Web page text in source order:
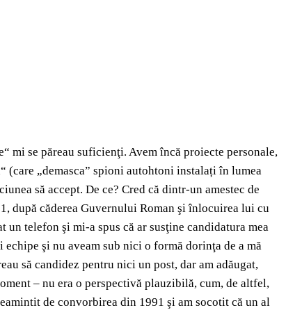
mi se păreau suficienţi. Avem încă proiecte personale,
(care „demasca” spioni autohtoni instalați în lumea
să accept. De ce? Cred că dintr-un amestec de
după căderea Guvernului Roman şi înlocuirea lui cu
telefon şi mi-a spus că ar susţine candidatura mea
şi nu aveam sub nici o formă dorinţa de a mă
să candidez pentru nici un post, dar am adăugat,
– nu era o perspectivă plauzibilă, cum, de altfel,
de convorbirea din 1991 şi am socotit că un al